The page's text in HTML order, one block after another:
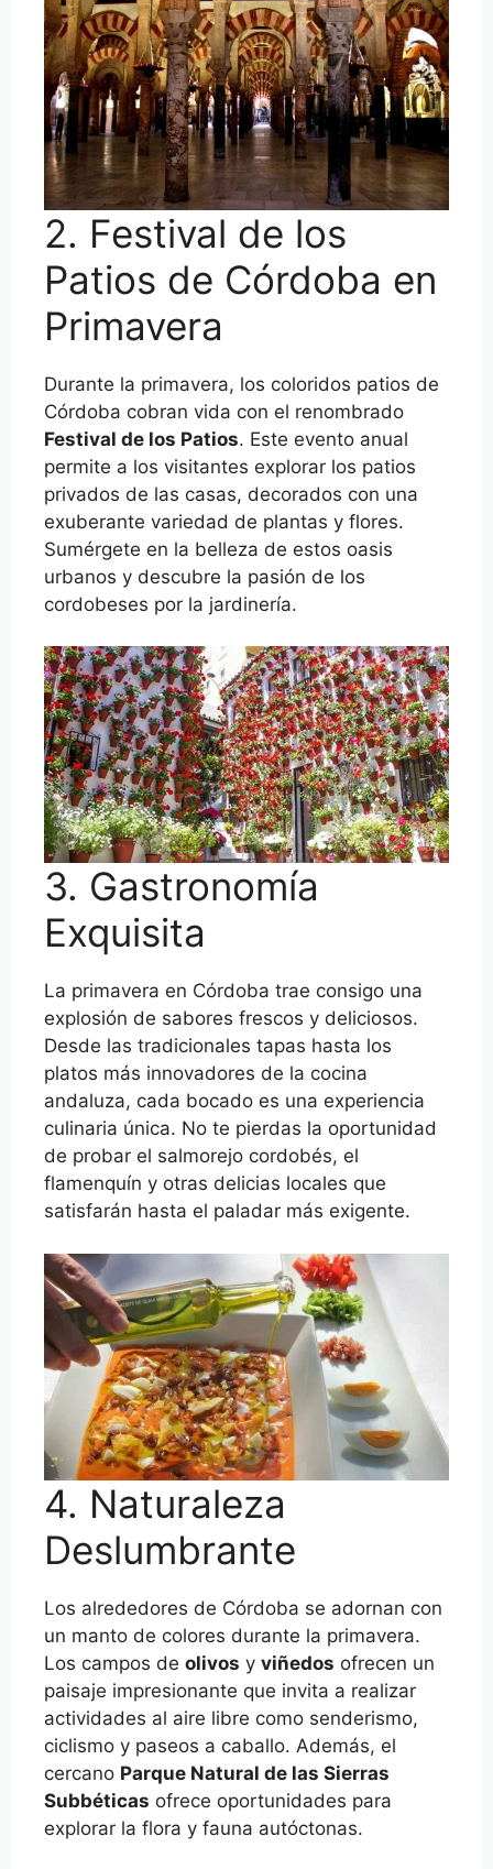
2. Festival de los
Patios de Córdoba en
Primavera
Durante la primavera, los coloridos patios de
Córdoba cobran vida con el renombrado
Festival de los Patios. Este evento anual
permite a los visitantes explorar los patios
privados de las casas, decorados con una
exuberante variedad de plantas y flores.
Sumérgete en la belleza de estos oasis
urbanos y descubre la pasión de los
cordobeses por la jardinería.
3. Gastronomía
Exquisita
La primavera en Córdoba trae consigo una
explosión de sabores frescos y deliciosos.
Desde las tradicionales tapas hasta los
platos más innovadores de la cocina
andaluza, cada bocado es una experiencia
culinaria única. No te pierdas la oportunidad
de probar el salmorejo cordobés, el
flamenquín y otras delicias locales que
satisfarán hasta el paladar más exigente.
4. Naturaleza
Deslumbrante
Los alrededores de Córdoba se adornan con
un manto de colores durante la primavera.
Los campos de olivos y viñedos ofrecen un
paisaje impresionante que invita a realizar
actividades al aire libre como senderismo,
ciclismo y paseos a caballo. Además, el
cercano Parque Natural de las Sierras
Subbéticas ofrece oportunidades para
explorar la flora y fauna autóctonas.